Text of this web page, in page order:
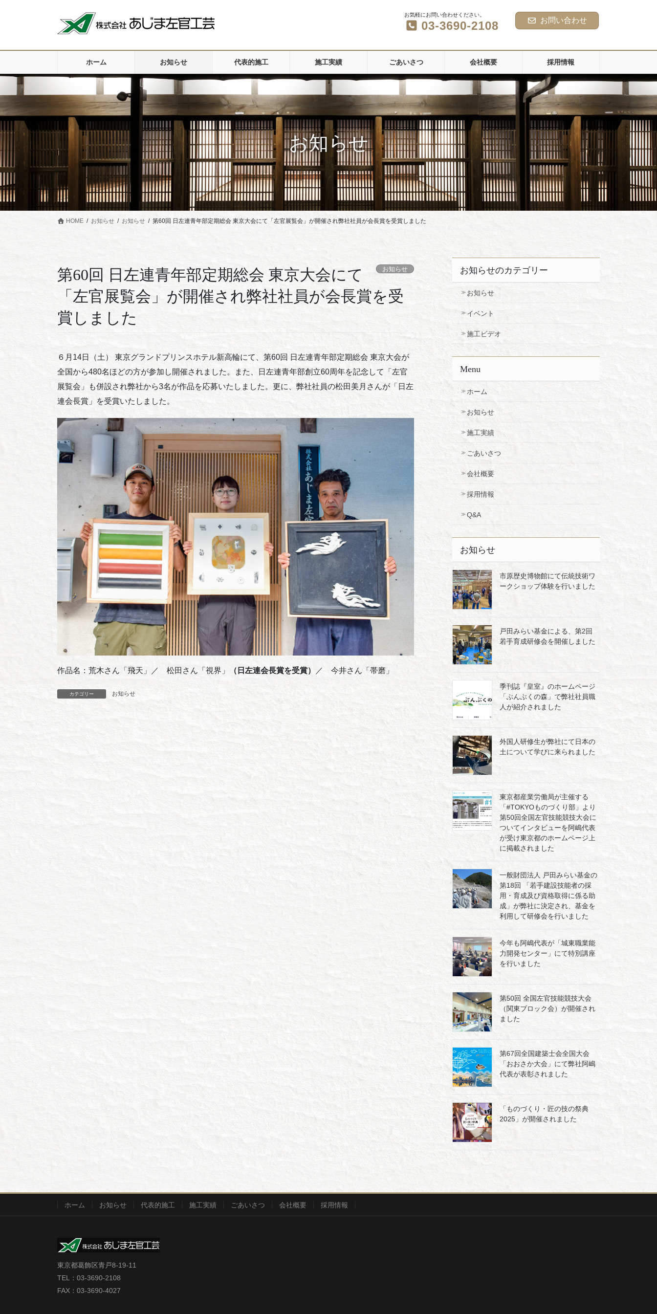
ツ
移
シ
ン
動
お気軽にお問い合わせください。
03-3690-2108 お問い合わせ
ホーム お知らせ 代表的施工 施工実績 ごあいさつ 会社概要 採用情報
お知らせ
HOME お知らせ お知らせ 第60回 日左連青年部定期総会 東京大会にて「左官展覧会」が開催され弊社社員が会長賞を受賞しました
お知らせ
第60回 日左連青年部定期総会 東京大会にて
「左官展覧会」が開催され弊社社員が会長賞を受
賞しました
６月14日（土） 東京グランドプリンスホテル新高輪にて、第60回 日左連青年部定期総会 東京大会が
全国から480名ほどの方が参加し開催されました。また、日左連青年部創立60周年を記念して「左官
展覧会」も併設され弊社から3名が作品を応募いたしました。更に、弊社社員の松田美月さんが「日左
連会長賞」を受賞いたしました。
作品名：荒木さん「飛天」／ 松田さん「視界」 （日左連会長賞を受賞） ／ 今井さん「帯磨」
カテゴリー お知らせ
お知らせのカテゴリー
お知らせ
イベント
施工ビデオ
Menu
ホーム
お知らせ
施工実績
ごあいさつ
会社概要
採用情報
Q&A
お知らせ
市原歴史博物館にて伝統技術ワ
ークショップ体験を行いました
戸田みらい基金による、第2回
若手育成研修会を開催しました
季刊誌『皇室』のホームページ
「ぶんぶくの森」で弊社社員職
人が紹介されました
外国人研修生が弊社にて日本の
土について学びに来られました
東京都産業労働局が主催する
「#TOKYOものづくり部」より
第50回全国左官技能競技大会に
ついてインタビューを阿嶋代表
が受け東京都のホームページ上
に掲載されました
一般財団法人 戸田みらい基金の
第18回 「若手建設技能者の採
用・育成及び資格取得に係る助
成」が弊社に決定され、基金を
利用して研修会を行いました
今年も阿嶋代表が「城東職業能
力開発センター」にて特別講座
を行いました
第50回 全国左官技能競技大会
（関東ブロック会）が開催され
ました
第67回全国建築士会全国大会
「おおさか大会」にて弊社阿嶋
代表が表彰されました
「ものづくり・匠の技の祭典
2025」が開催されました
ホーム お知らせ 代表的施工 施工実績 ごあいさつ 会社概要 採用情報
東京都葛飾区青戸8-19-11
TEL：03-3690-2108
FAX：03-3690-4027